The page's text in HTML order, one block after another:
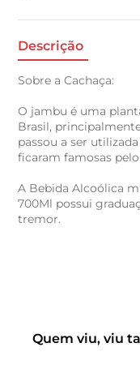
Descrição
Sobre a Cachaça:
O jambu é uma
Brasil,
passou a ser
ficaram famosas
A Bebida Alcoólica
700Ml possui
tremor.
Quem viu, viu